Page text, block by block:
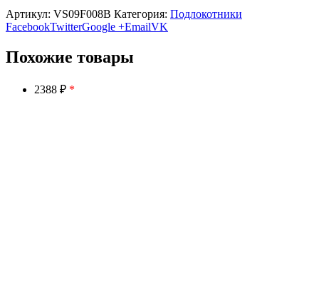
Артикул: VS09F008B Категория: Подлокотники
FacebookTwitterGoogle +EmailVK
Похожие товары
2388 ₽ *